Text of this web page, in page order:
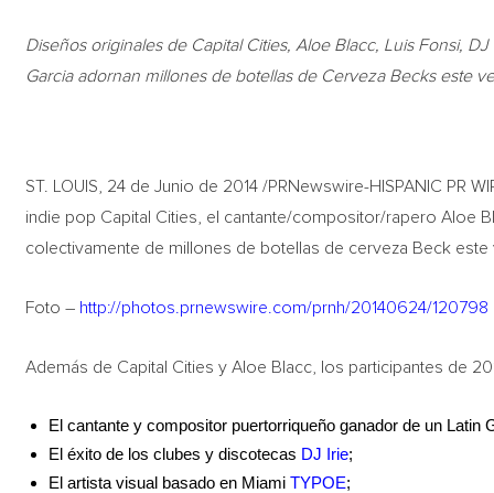
Diseños originales de Capital Cities, Aloe Blacc, Luis Fonsi,
Garcia adornan millones de botellas de Cerveza Becks este
ST. LOUIS, 24 de Junio de 2014 /PRNewswire-HISPANIC PR
indie pop Capital Cities, el cantante/compositor/rapero Aloe
colectivamente de millones de botellas de cerveza Beck
Foto – http://photos.prnewswire.com/prnh/20140624/120798
Además de Capital Cities y Aloe Blacc, los participantes de
El cantante y compositor puertorriqueño ganador de un Latin
El éxito de los clubes y discotecas DJ Irie;
El artista visual basado en MiamiTYPOE;